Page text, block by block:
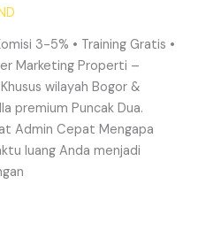
3-5% • Training Gratis •
Marketing Properti –
wilayah Bogor &
premium Puncak Dua.
Admin Cepat Mengapa
luang Anda menjadi